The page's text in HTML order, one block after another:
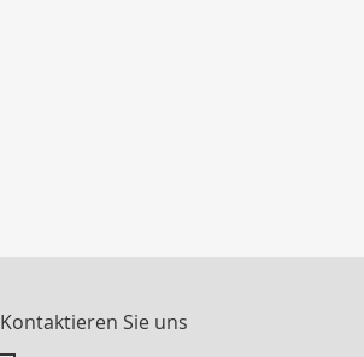
Kontaktieren Sie uns